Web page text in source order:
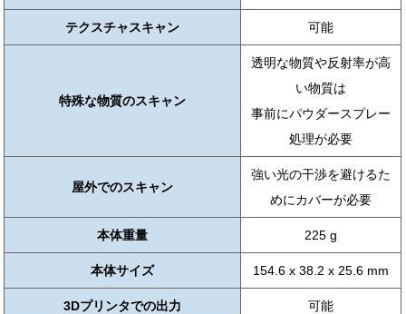
テクスチャスキャン 可能
特殊な物質のスキャン
透明な物質や反射率が高
い物質は
事前にパウダースプレー
処理が必要
屋外でのスキャン
強い光の干渉を避けるた
めにカバーが必要
本体重量 225 g
本体サイズ 154.6 x 38.2 x 25.6 mm
3Dプリンタでの出力 可能